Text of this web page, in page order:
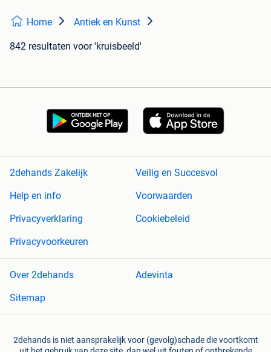
Home Antiek en Kunst
842 resultaten voor 'kruisbeeld'
2dehands Zakelijk
Veilig en Succesvol
Help en info
Voorwaarden
Privacyverklaring
Cookiebeleid
Privacyvoorkeuren
Over 2dehands
Adevinta
Sitemap
2dehands is niet aansprakelijk voor (gevolg)schade die voortkomt